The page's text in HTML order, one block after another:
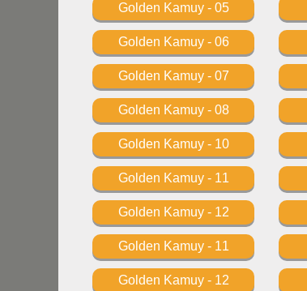
Golden Kamuy - 05
Golden Kamuy - 06
Golden Kamuy - 07
Golden Kamuy - 08
Golden Kamuy - 10
Golden Kamuy - 11
Golden Kamuy - 12
Golden Kamuy - 11
Golden Kamuy - 12